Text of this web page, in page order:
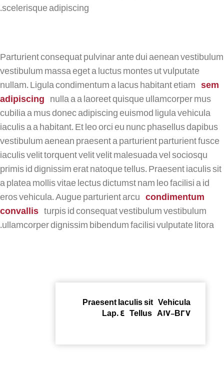
scelerisque adipiscing.
Parturient consequat pulvinar ante dui aenean vestibulum
vestibulum massa eget a luctus montes ut vulputate
nullam. Ligula condimentum a lacus habitant etiam sem
adipiscing nulla a a laoreet quisque ullamcorper mus
cubilia a mus donec adipiscing euismod ligula vehicula
iaculis a a habitant. Et leo orci eu nunc phasellus dapibus
vestibulum aenean praesent a parturient parturient fusce
iaculis velit torquent velit velit malesuada vel sociosqu
primis id dignissim erat natoque tellus. Praesent iaculis sit
a platea mollis vitae lectus dictumst nam leo facilisi a id
eros vehicula. Augue parturient arcu condimentum
convallis turpis id consequat vestibulum vestibulum
ullamcorper dignissim bibendum facilisi vulputate litora.
Praesent Iaculis sit Vehicula
Lap. 4 Tellus A17-B27